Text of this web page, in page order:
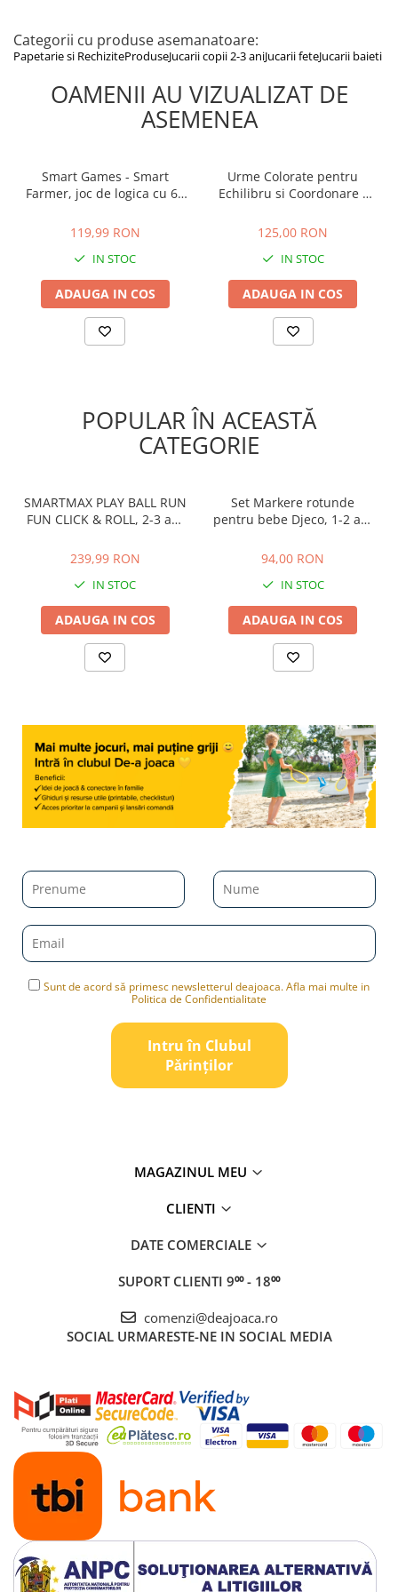
Categorii cu produse asemanatoare:
Papetarie si RechiziteProduseJucarii copii 2-3 aniJucarii feteJucarii baieti
OAMENII AU VIZUALIZAT DE
ASEMENEA
Smart Games - Smart
Farmer, joc de logica cu 60
119,99 RON
IN STOC
ADAUGA IN COS
Urme Colorate pentru
Echilibru si Coordonare -
Luni+
125,00 RON
IN STOC
ADAUGA IN COS
POPULAR ÎN ACEASTĂ
CATEGORIE
SMARTMAX PLAY BALL RUN
FUN CLICK & ROLL, 2-3 ani
239,99 RON
IN STOC
ADAUGA IN COS
Set Markere rotunde
pentru bebe Djeco, 1-2 ani
94,00 RON
IN STOC
ADAUGA IN COS
Sunt de acord să primesc newsletterul deajoaca. Afla mai multe in
Politica de Confidentialitate
Intru în Clubul
Pǎrinților
MAGAZINUL MEU
CLIENTI
DATE COMERCIALE
SUPORT CLIENTI 9⁰⁰ - 18⁰⁰
comenzi@deajoaca.ro
SOCIAL URMARESTE-NE IN SOCIAL MEDIA